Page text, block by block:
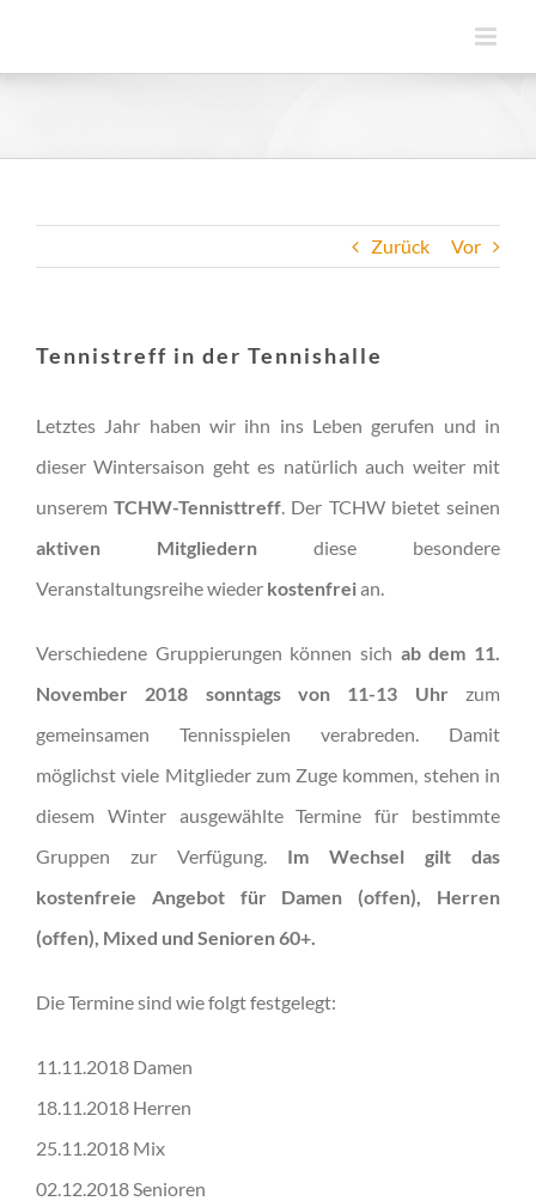
Zurück Vor
Tennistreff in der Tennishalle
Letztes Jahr haben wir ihn ins Leben gerufen und in
dieser Wintersaison geht es natürlich auch weiter mit
unseremTCHW-Tennisttreff. Der TCHW bietet seinen
aktiven Mitgliedern diese besondere
Veranstaltungsreihe wieder kostenfreian.
Verschiedene Gruppierungen können sich ab dem 11.
November 2018
sonntags von 11-13 Uhr zum
gemeinsamen Tennisspielen verabreden. Damit
möglichst viele Mitglieder zum Zuge kommen, stehen in
diesem Winter ausgewählte Termine für bestimmte
Gruppen zur Verfügung. Im Wechsel gilt das
kostenfreie Angebot für Damen (offen), Herren
(offen), Mixed und Senioren 60+.
Die Termine sind wie folgt festgelegt:
11.11.2018 Damen
18.11.2018 Herren
25.11.2018 Mix
02.12.2018 Senioren